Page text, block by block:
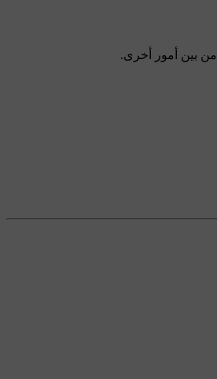
من بين أمور أخرى.